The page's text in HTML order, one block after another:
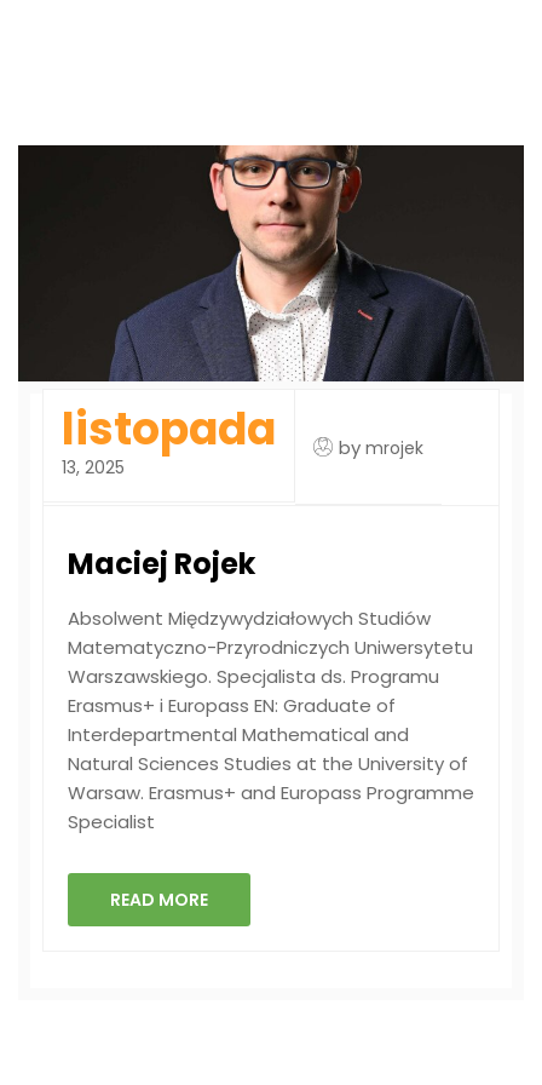
listopada
13, 2025
by mrojek
Maciej Rojek
Absolwent Międzywydziałowych Studiów
Matematyczno-Przyrodniczych Uniwersytetu
Warszawskiego. Specjalista ds. Programu
Erasmus+ i Europass EN: Graduate of
Interdepartmental Mathematical and
Natural Sciences Studies at the University of
Warsaw. Erasmus+ and Europass Programme
Specialist
READ MORE